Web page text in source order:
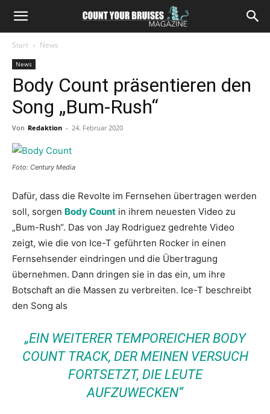
Start News
News
Body Count präsentieren den
Song „Bum-Rush“
Von Redaktion - 24. Februar 2020
Foto: Century Media
Dafür, dass die Revolte im Fernsehen übertragen werden
soll, sorgen Body Count in ihrem neuesten Video zu
„Bum-Rush“. Das von Jay Rodriguez gedrehte Video
zeigt, wie die von Ice-T geführten Rocker in einen
Fernsehsender eindringen und die Übertragung
übernehmen. Dann dringen sie in das ein, um ihre
Botschaft an die Massen zu verbreiten. Ice-T beschreibt
den Song als
„EIN WEITERER TEMPOREICHER BODY
COUNT TRACK, DER MEINEN VERSUCH
FORTSETZT, DIE LEUTE
AUFZUWECKEN“